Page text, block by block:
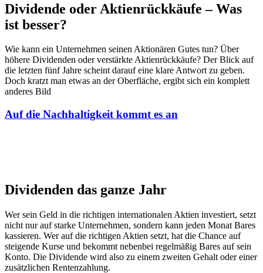
Dividende oder Aktienrückkäufe – Was
ist besser?
Wie kann ein Unternehmen seinen Aktionären Gutes tun? Über
höhere Dividenden oder verstärkte Aktienrückkäufe? Der Blick auf
die letzten fünf Jahre scheint darauf eine klare Antwort zu geben.
Doch kratzt man etwas an der Oberfläche, ergibt sich ein komplett
anderes Bild
Auf die Nachhaltigkeit kommt es an
Dividenden das ganze Jahr
Wer sein Geld in die richtigen internationalen Aktien investiert, setzt
nicht nur auf starke Unternehmen, sondern kann jeden Monat Bares
kassieren. Wer auf die richtigen Aktien setzt, hat die Chance auf
steigende Kurse und bekommt nebenbei regelmäßig Bares auf sein
Konto. Die Dividende wird also zu einem zweiten Gehalt oder einer
zusätzlichen Rentenzahlung.